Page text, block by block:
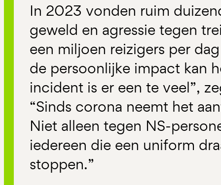
In 2023 vonden ruim
geweld en agressie tegen
een miljoen reizigers per
de persoonlijke impact kan
incident is er een te veel”,
“Sinds corona neemt het
Niet alleen tegen NS-
iedereen die een uniform
stoppen.”